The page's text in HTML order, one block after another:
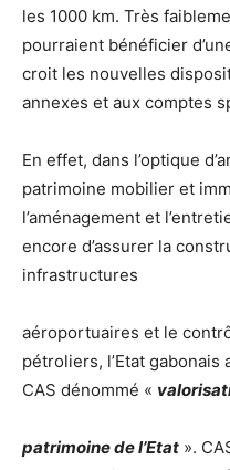
les 1000 km. Très
pourraient bénéficier
croit les nouvelles
annexes et aux comptes
En effet, dans l’optique
patrimoine mobilier et
l’aménagement et
encore d’assurer la
infrastructures
aéroportuaires et le
pétroliers, l’Etat gabonais
CAS dénommé «
patrimoine de l’Etat ».